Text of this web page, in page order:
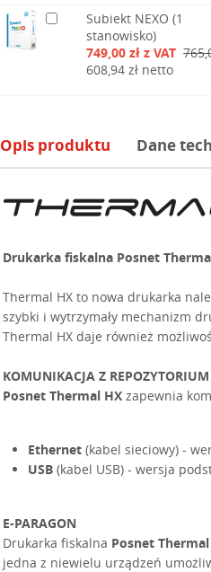
Subiekt NEXO (1
stanowisko)
749,00 zł z VAT
608,94 zł netto
Opis produktu Dane
Drukarka fiskalna Posnet
Thermal HX to nowa drukarka
szybki i wytrzymały mechanizm
Thermal HX daje również
KOMUNIKACJA Z REPOZYTORIUM
Posnet Thermal HX zapewnia
Ethernet (kabel sieciowy) -
USB (kabel USB) - wersja
E-PARAGON
Drukarka fiskalna Posnet
jedna z niewielu urządzeń